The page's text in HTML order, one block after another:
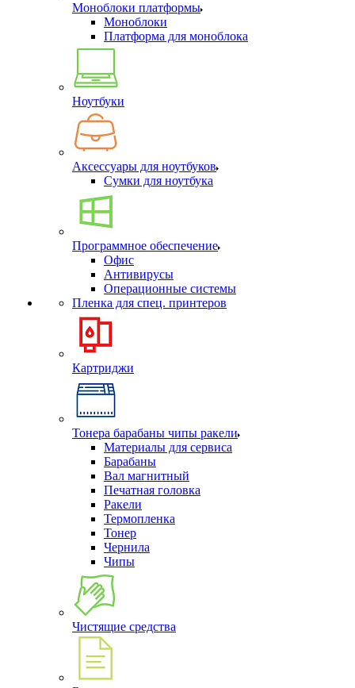
Моноблоки платформы
Моноблоки
Платформа для моноблока
Ноутбуки
Аксессуары для ноутбуков
Сумки для ноутбука
Программное обеспечение
Офис
Антивирусы
Операционные системы
Пленка для спец. принтеров
Картриджи
Тонера барабаны чипы ракели
Материалы для сервиса
Барабаны
Вал магнитный
Печатная головка
Ракели
Термопленка
Тонер
Чернила
Чипы
Чистящие средства